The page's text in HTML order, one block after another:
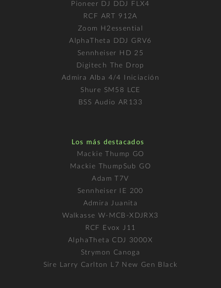
Pioneer DJ DDJ FLX4
RCF ART 912A
Zoom H2essential
AlphaTheta DDJ GRV6
Sennheiser HD 25
Digitech The Drop
Admira Alba 4/4 Iniciación
Shure SM58 LCE
BSS Audio AR133
Los más destacados
Mackie Thump GO
Mackie ThumpSub GO
Adam T7V
Sennheiser IE 200
Admira Juanita
Walkasse W-MCB-XDJRX3
RCF Evox J11
AlphaTheta CDJ 3000X
Strymon Canoga
Sire Larry Carlton L7 New Gen Black